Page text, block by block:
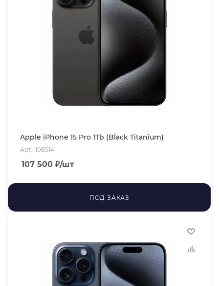
Apple iPhone 15 Pro 1Tb (Black Titanium)
Арт.: 108514
107 500 ₽/шт
ПОД ЗАКАЗ